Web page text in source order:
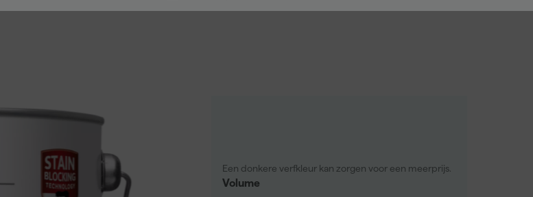
Een donkere verfkleur kan zorgen voor een meerprijs.
Volume